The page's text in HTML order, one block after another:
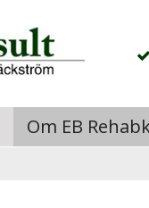
Om EB